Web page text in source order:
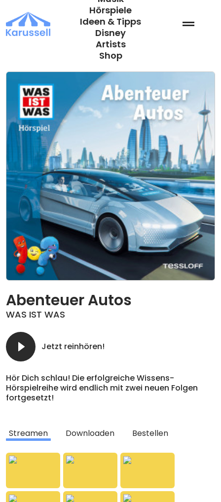
Inhalt
springen
Hörspiele
Ideen & Tipps
Disney
Artists
Shop
Abenteuer Autos
WAS IST WAS
Jetzt reinhören!
Hör Dich schlau! Die erfolgreiche Wissens-
Hörspielreihe wird endlich mit zwei neuen Folgen
fortgesetzt!
Das Auto ist das beliebteste Verkehrsmittel der
Welt. Doch wer hat das erste Auto erfunden? Wie
Autofahren in Zukunft umweltfreundlicher werden?
Solarantrieb?
Finde Antworten auf diese und viele weitere
Streamen Downloaden Bestellen